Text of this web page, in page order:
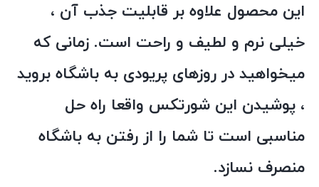
این محصول علاوه بر قابلیت جذب آن ،
خیلی نرم و لطیف و راحت است. زمانی که
میخواهید در روزهای پریودی به باشگاه بروید
، پوشیدن این شورتکس واقعا راه حل
مناسبی است تا شما را از رفتن به باشگاه
منصرف نسازد.